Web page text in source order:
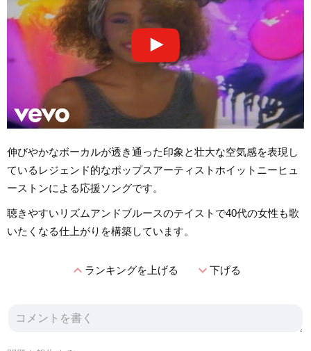
伸びやかなボーカルが透き通った印象と壮大な空気感を表現し
ているレジェンド的なポップスアーティストホイットニーヒュ
ーストンによる応援ソングです。
聴きやすいリズムアンドブルースのテイストで40代の女性も歌
いたくなる仕上がりを構築しています。
expand_lessランキングを上げる expand_more下げる